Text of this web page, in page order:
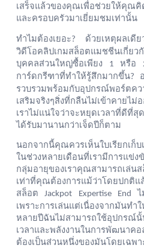
เสร็จแล้วของคุณเพื่อช่วยให้คุณคิ
และครอบครัวมาเยี่ยมชมเท่านั้น
ทำไมต้องเยอะ? ด้วยเหตุผลเดี
วิดีโอคลิปเกมสล็อตแมชชีนเกี่ยวกั
บุคคลส่วนใหญ่ซื้อเพียง 1 หรือ
การ์ดกรีฑาที่ทำให้รู้สึกมากขึ้น?
รวบรวมพร้อมกับอุปกรณ์พอร์ตค
เสริมจริงๆสิ่งที่กลืนไม่เข้าคายไม่
เราไม่แน่ใจว่าจะหยุดเวลาที่ดีที่สุ
ได้รับมานานกว่าเจ็ดปีก็ตาม
นอกจากนี้คุณควรเห็นใบเรียกเก็
ในช่วงหลายเดือนที่เรามีการแข่
กลุ่มอายุของเราคุณสามารถเล่น
เท่าที่คุณต้องการแม้ว่าโดยปกติแ
สล็อต Jackpot Expertise End ไ
เพราะการเล่นแต่เนื่องจากมันทำ
หลายปีฉันไม่สามารถใช้อุปกรณ์นั้
เวลาและพลังงานในการพัฒนาคอ
ต้องเป็นส่วนหนึ่งของมันโดยเฉพ